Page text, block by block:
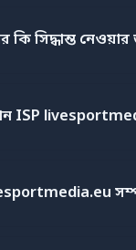
কি সিদ্ধান্ত
ISP